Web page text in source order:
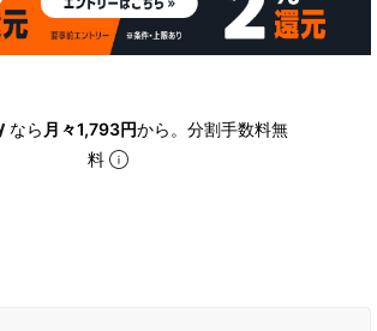
なら 月々1,793円から。分割手数料無
料